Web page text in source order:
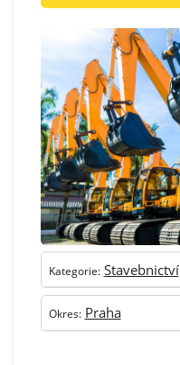
Kategorie: Stavebnictví
Okres: Praha